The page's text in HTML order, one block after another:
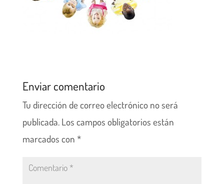
Enviar comentario
Tu dirección de correo electrónico no será
publicada. Los campos obligatorios están
marcados con *